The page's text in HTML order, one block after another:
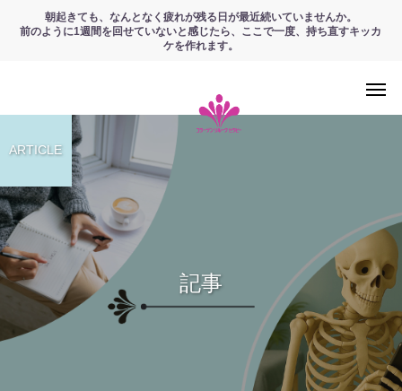
朝起きても、なんとなく疲れが残る日が最近続いていませんか。
前のように1週間を回せていないと感じたら、ここで一度、持ち直すキッカ
ケを作れます。
記事
ARTICLE